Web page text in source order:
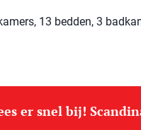
13 bedden, 3
er snel bij!